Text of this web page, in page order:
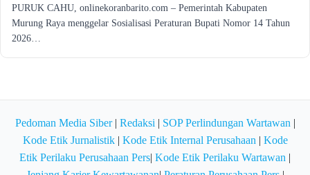
PURUK CAHU, onlinekoranbarito.com – Pemerintah Kabupaten
Murung Raya menggelar Sosialisasi Peraturan Bupati Nomor 14 Tahun
2026…
Pedoman Media Siber| Redaksi | SOP Perlindungan Wartawan |
Kode Etik Jurnalistik| Kode Etik Internal Perusahaan | Kode
Etik Perilaku Perusahaan Pers| Kode Etik Perilaku Wartawan |